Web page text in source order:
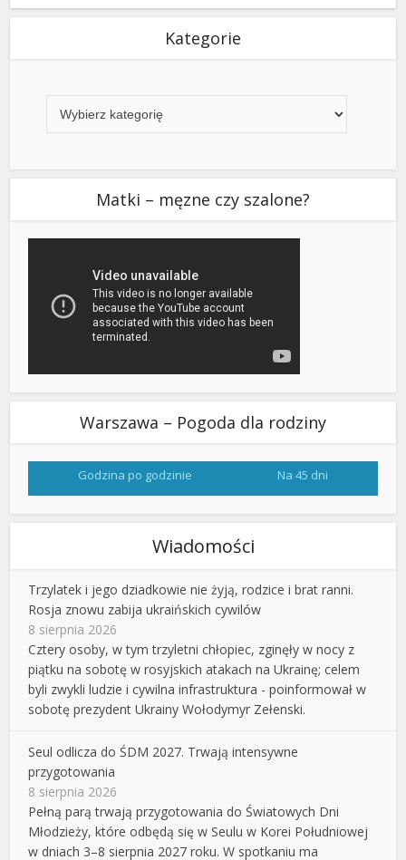
Kategorie
Matki – męzne czy szalone?
Warszawa – Pogoda dla rodziny
Godzina po godzinie Na 45 dni
Wiadomości
Trzylatek i jego dziadkowie nie żyją, rodzice i brat ranni.
Rosja znowu zabija ukraińskich cywilów
8 sierpnia 2026
Cztery osoby, w tym trzyletni chłopiec, zginęły w nocy z
piątku na sobotę w rosyjskich atakach na Ukrainę; celem
byli zwykli ludzie i cywilna infrastruktura - poinformował w
sobotę prezydent Ukrainy Wołodymyr Zełenski.
Seul odlicza do ŚDM 2027. Trwają intensywne
przygotowania
8 sierpnia 2026
Pełną parą trwają przygotowania do Światowych Dni
Młodzieży, które odbędą się w Seulu w Korei Południowej
w dniach 3–8 sierpnia 2027 roku. W spotkaniu ma